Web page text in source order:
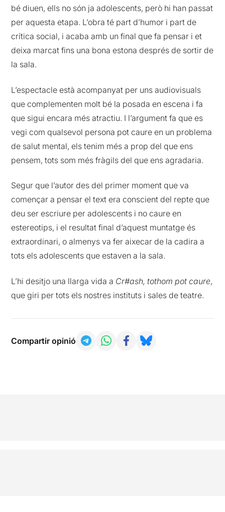
bé diuen, ells no són ja adolescents, però hi han passat
per aquesta etapa. L’obra té part d’humor i part de
crítica social, i acaba amb un final que fa pensar i et
deixa marcat fins una bona estona després de sortir de
la sala.
L’espectacle està acompanyat per uns audiovisuals
que complementen molt bé la posada en escena i fa
que sigui encara més atractiu. I l’argument fa que es
vegi com qualsevol persona pot caure en un problema
de salut mental, els tenim més a prop del que ens
pensem, tots som més fràgils del que ens agradaria.
Segur que l’autor des del primer moment que va
començar a pensar el text era conscient del repte que
deu ser escriure per adolescents i no caure en
estereotips, i el resultat final d’aquest muntatge és
extraordinari, o almenys va fer aixecar de la cadira a
tots els adolescents que estaven a la sala.
L’hi desitjo una llarga vida a Cr#ash, tothom pot caure,
que giri per tots els nostres instituts i sales de teatre.
Compartir opinió